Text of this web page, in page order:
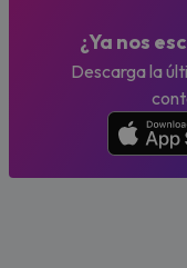
¿Ya nos
Descarga la